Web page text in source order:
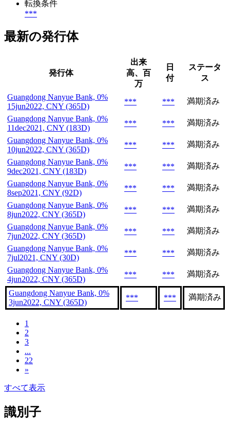
転換条件
***
最新の発行体
発行体
出来
高、百
万
日
付
ステータ
ス
Guangdong Nanyue Bank, 0%
15jun2022, CNY (365D)
*** ***
満期済み
Guangdong Nanyue Bank, 0%
11dec2021, CNY (183D)
*** ***
満期済み
Guangdong Nanyue Bank, 0%
10jun2022, CNY (365D)
*** ***
満期済み
Guangdong Nanyue Bank, 0%
9dec2021, CNY (183D)
*** ***
満期済み
Guangdong Nanyue Bank, 0%
8sep2021, CNY (92D)
*** ***
満期済み
Guangdong Nanyue Bank, 0%
8jun2022, CNY (365D)
*** ***
満期済み
Guangdong Nanyue Bank, 0%
7jun2022, CNY (365D)
*** ***
満期済み
Guangdong Nanyue Bank, 0%
7jul2021, CNY (30D)
*** ***
満期済み
Guangdong Nanyue Bank, 0%
4jun2022, CNY (365D)
*** *** 満期済み
Guangdong Nanyue Bank, 0%
3jun2022, CNY (365D)
*** *** 満期済み
1
2
3
...
22
»
すべて表示
識別子